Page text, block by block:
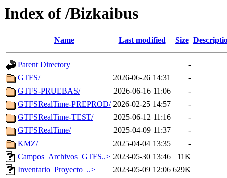
Index of /Bizkaibus
Name Last modified Size
Parent Directory
-
GTFS/
2026-06-26 14:31
-
GTFS-PRUEBAS/
2026-06-16 11:06
-
GTFSRealTime-PREPROD/ 2026-02-25 14:57
-
GTFSRealTime-TEST/
2025-06-12 11:16
-
GTFSRealTime/
2025-04-09 11:37
-
KMZ/
2025-04-04 13:35
-
Campos_Archivos_GTFS..> 2023-05-30 13:46
11K
Inventario_Proyecto_..>
2023-05-09 12:06 629K